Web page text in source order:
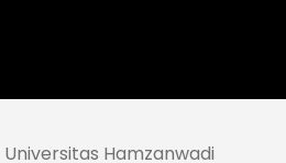
Hamzanwadi